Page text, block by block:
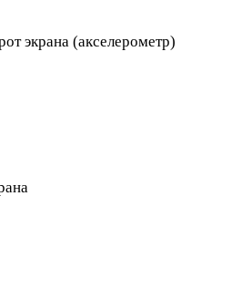
экрана (акселерометр)